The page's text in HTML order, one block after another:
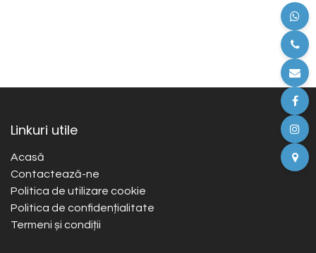
Linkuri utile
Acasă
Contactează-ne
Politica de utilizare cookie
Politica de confidențialitate
Termeni și condiții